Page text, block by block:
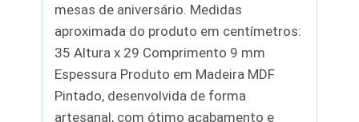
mesas de aniversário. Medidas
aproximada do produto em centímetros:
35 Altura x 29 Comprimento 9 mm
Espessura Produto em Madeira MDF
Pintado, desenvolvida de forma
artesanal, com ótimo acabamento e